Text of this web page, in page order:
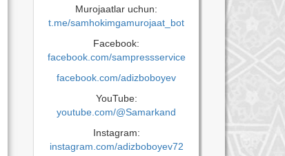
Murojaatlar uchun:
t.me/samhokimgamurojaat_bot
Facebook:
facebook.com/sampressservice
facebook.com/adizboboyev
YouTube:
youtube.com/@Samarkand
Instagram:
instagram.com/adizboboyev72